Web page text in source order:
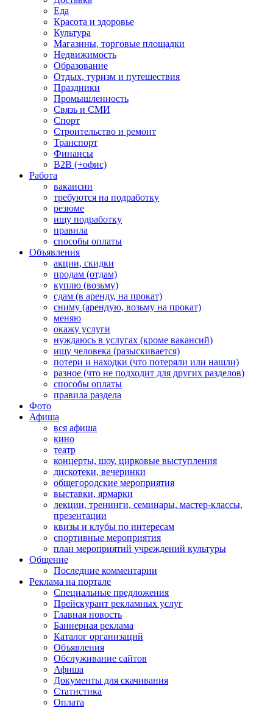
Еда
Красота и здоровье
Культура
Магазины, торговые площадки
Недвижимость
Образование
Отдых, туризм и путешествия
Праздники
Промышленность
Связь и СМИ
Спорт
Строительство и ремонт
Транспорт
Финансы
B2B (+офис)
Работа
вакансии
требуются на подработку
резюме
ищу подработку
правила
способы оплаты
Объявления
акции, скидки
продам (отдам)
куплю (возьму)
сдам (в аренду, на прокат)
сниму (арендую, возьму на прокат)
меняю
окажу услуги
нуждаюсь в услугах (кроме вакансий)
ищу человека (разыскивается)
потери и находки (что потеряли или нашли)
разное (что не подходит для других разделов)
способы оплаты
правила раздела
Фото
Афиша
вся афиша
кино
театр
концерты, шоу, цирковые выступления
дискотеки, вечеринки
общегородские мероприятия
выставки, ярмарки
лекции, тренинги, семинары, мастер-классы,
презентации
квизы и клубы по интересам
спортивные мероприятия
план мероприятий учреждений культуры
Общение
Последние комментарии
Реклама на портале
Специальные предложения
Прейскурант рекламных услуг
Главная новость
Баннерная реклама
Каталог организаций
Объявления
Обслуживание сайтов
Афиша
Документы для скачивания
Статистика
Оплата